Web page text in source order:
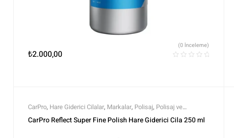
₺2.000,00
(0 İnceleme)
CarPro, Hare Giderici Cilalar, Markalar, Polisaj, Polisaj ve
Parlatma,Tüm Ürünler, Tüm Ürünler
CarPro Reflect Super Fine Polish Hare Giderici Cila 250 ml